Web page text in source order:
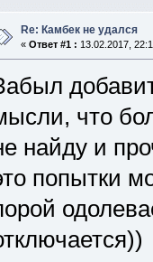
Re: Камбек не удался
« Ответ #1 : 13.02.2017,
что
найду и
попытки